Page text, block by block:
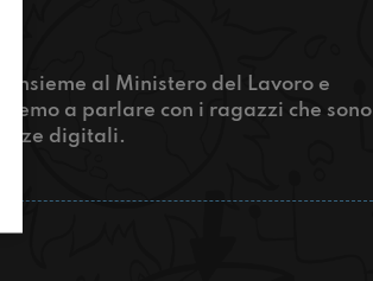
al Ministero del Lavoro e
a parlare con i ragazzi che sono
digitali.